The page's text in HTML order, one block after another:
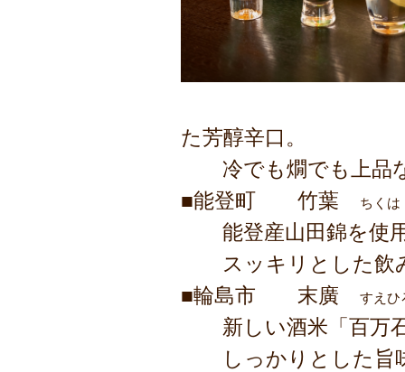
た芳醇辛口。
冷でも燗でも上品な
■能登町 竹葉
ちく
能登産山田錦を使用
スッキリとした飲み
■輪島市 末廣
すえひ
新しい酒米「百万石
しっかりとした旨